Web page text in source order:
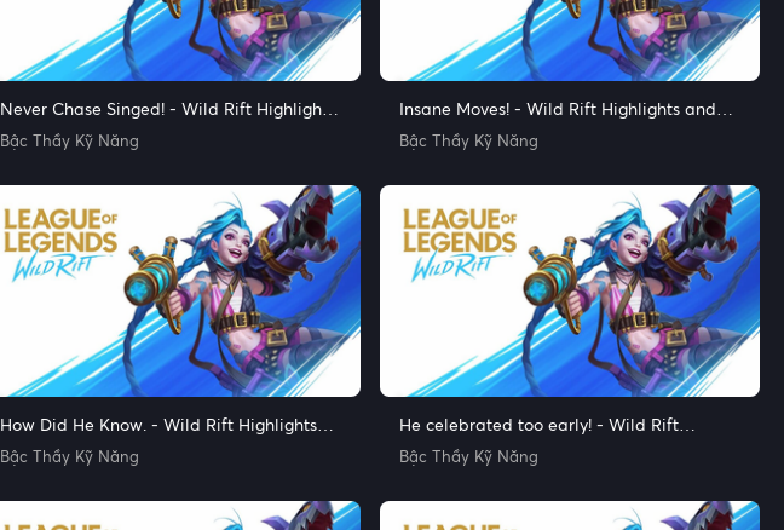
Never Chase Singed! - Wild Rift Highlights
and Funny Moments
Bậc Thầy Kỹ Năng
Insane Moves! - Wild Rift Highlights and
Funny Moments
Bậc Thầy Kỹ Năng
How Did He Know. - Wild Rift Highlights
and Funny Moments
Bậc Thầy Kỹ Năng
He celebrated too early! - Wild Rift
Highlights and Funny Moments
Bậc Thầy Kỹ Năng